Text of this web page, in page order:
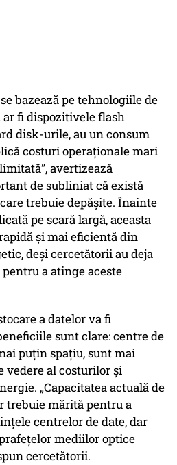
bazează pe tehnologiile de
ar fi dispozitivele flash
disk-urile, au un consum
costuri operaționale mari
avertizează
de subliniat că există
trebuie depășite. Înainte
pe scară largă, aceasta
și mai eficientă din
deși cercetătorii au deja
a atinge aceste
a datelor va fi
sunt clare: centre de
puțin spațiu, sunt mai
vedere al costurilor și
„Capacitatea actuală de
trebuie mărită pentru a
centrelor de date, dar
mediilor optice
cercetătorii.